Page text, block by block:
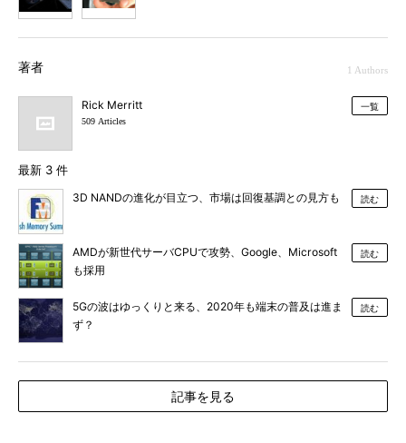
著者 1 Authors
Rick Merritt
509 Articles
一覧
最新 3 件
3D NANDの進化が目立つ、市場は回復基調との見方も 読む
AMDが新世代サーバCPUで攻勢、Google、Microsoft
も採用
読む
5Gの波はゆっくりと来る、2020年も端末の普及は進ま
ず？
読む
記事を見る